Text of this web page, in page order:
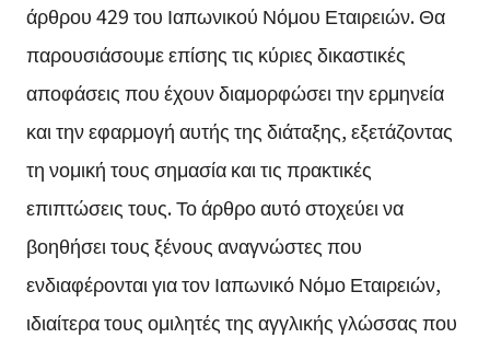
άρθρου 429 του Ιαπωνικού Νόμου Εταιρειών. Θα
παρουσιάσουμε επίσης τις κύριες δικαστικές
αποφάσεις που έχουν διαμορφώσει την ερμηνεία
και την εφαρμογή αυτής της διάταξης, εξετάζοντας
τη νομική τους σημασία και τις πρακτικές
επιπτώσεις τους. Το άρθρο αυτό στοχεύει να
βοηθήσει τους ξένους αναγνώστες που
ενδιαφέρονται για τον Ιαπωνικό Νόμο Εταιρειών,
ιδιαίτερα τους ομιλητές της αγγλικής γλώσσας που